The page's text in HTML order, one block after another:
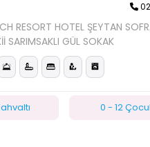
RESORT HOTEL ŞEYTAN
SARIMSAKLI GÜL SOKAK
0 - 12